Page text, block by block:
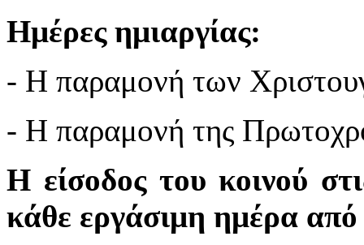
Ημέρες ημιαργίας:
- Η παραμονή των
- Η παραμονή της
Η είσοδος του κοινού
κάθε εργάσιμη ημέρα